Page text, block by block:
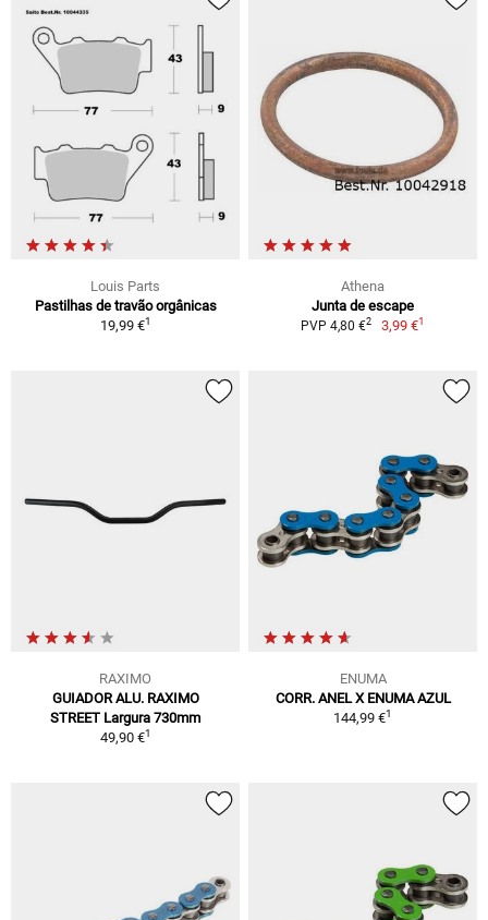
Louis Parts
Pastilhas de travão orgânicas
19,99 €1
Athena
Junta de escape
PVP 4,80 €2 3,99 €1
RAXIMO
GUIADOR ALU. RAXIMO
STREET Largura 730mm
49,90 €1
ENUMA
CORR. ANEL X ENUMA AZUL
144,99 €1